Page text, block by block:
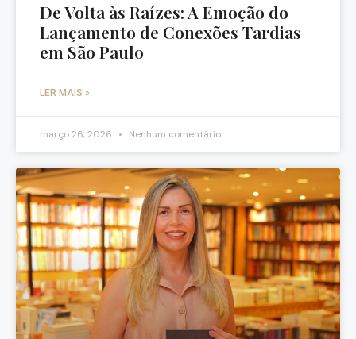
De Volta às Raízes: A Emoção do
Lançamento de Conexões Tardias
em São Paulo
LER MAIS »
março 26, 2026 Nenhum comentário